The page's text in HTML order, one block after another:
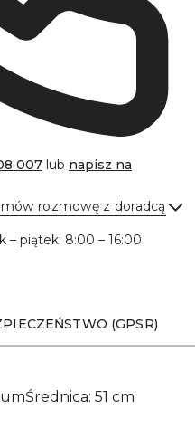
007 lub napisz na
rozmowę z doradcą
– piątek: 8:00 – 16:00
(GPSR)
51 cm